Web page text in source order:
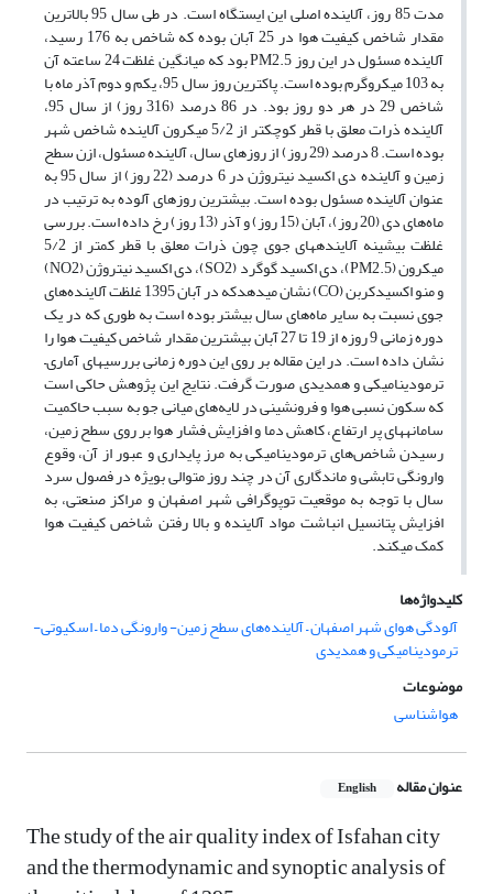
مدت 85 روز، آلاینده اصلی این ایستگاه است. در طی سال 95 بالاترین
مقدار شاخص کیفیت هوا در 25 آبان بوده که شاخص به 176 رسید،
آلاینده مسئول در این روز PM2.5 بود که میانگین غلظت 24 ساعته آن
به 103 میکروگرم بوده است. پاک­ترین روز سال 95، یکم و دوم آذر ماه با
شاخص 29 در هر دو روز بود. در 86 درصد (316 روز) از سال 95،
آلاینده ذرات معلق با قطر کوچکتر از 5/2 میکرون آلاینده شاخص شهر
بوده است. 8 درصد (29 روز) از روزهای سال، آلاینده مسئول، ازن سطح
زمین و آلاینده دی اکسید نیتروژن در 6 درصد (22 روز) از سال 95 به
عنوان آلاینده مسئول بوده است. بیشترین روزهای آلوده به ترتیب در
ماه‌های دی (20 روز)، آبان (15 روز) و آذر (13 روز) رخ داده است. بررسی
غلظت بیشینه آلاینده­های جوی چون ذرات معلق با قطر کمتر از 5/2
میکرون (PM2.5)، دی اکسید گوگرد (SO2)، دی اکسید نیتروژن (NO2)
و منو اکسیدکربن (CO) نشان می­دهدکه در آبان 1395 غلظت آلاینده‌های
جوی نسبت به سایر ماه‌های سال بیشتر بوده است به طوری که در یک
دوره زمانی 9 روزه از 19 تا 27 آبان بیشترین مقدار شاخص کیفیت هوا را
نشان داده است. در این مقاله بر روی این دوره زمانی بررسی­های آماری–
ترمودینامیکی و همدیدی صورت گرفت. نتایج این پژوهش حاکی است
که سکون نسبی هوا و فرونشینی در لایه‌های میانی جو به سبب حاکمیت
سامانه­های پر ارتفاع، کاهش دما و افزایش فشار هوا بر روی سطح زمین،
رسیدن شاخص‌های ترمودینامیکی به مرز پایداری و عبور از آن، وقوع
وارونگی تابشی و ماندگاری آن در چند روز متوالی بویژه در فصول سرد
سال با توجه به موقعیت توپوگرافی شهر اصفهان و مراکز صنعتی، به
افزایش پتانسیل انباشت مواد آلاینده و بالا رفتن شاخص کیفیت هوا
کمک می­کند.
کلیدواژه‌ها
آلودگی هوای شهر اصفهان – آلاینده‌های سطح زمین- وارونگی دما – اسکیوتی-
ترمودینامیکی و همدیدی
موضوعات
هواشناسی
عنوان مقاله English
The study of the air quality index of Isfahan city
and the thermodynamic and synoptic analysis of